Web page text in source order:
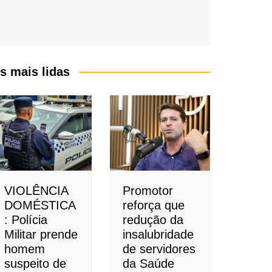
mais lidas
VIOLÊNCIA
DOMÉSTICA
: Polícia
Militar prende
homem
suspeito de
Promotor
reforça que
redução da
insalubridade
de servidores
da Saúde